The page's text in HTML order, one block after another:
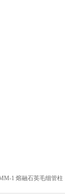
1 熔融石英毛细管柱